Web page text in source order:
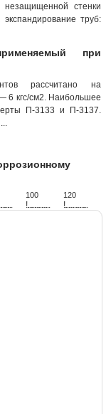
стенки
труб:
при
рассчитано на
6 кгс/см2. Наибольшее
П-3133 и П-3137.
..........
100
!...................
120
!...................